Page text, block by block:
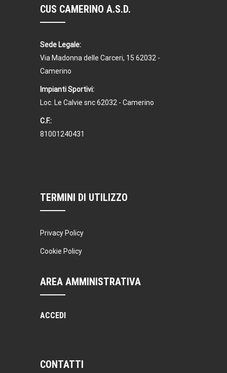
CUS CAMERINO A.S.D.
Sede Legale:
Via Madonna delle Carceri, 15 62032 -
Camerino
Impianti Sportivi:
Loc. Le Calvie snc 62032 - Camerino
C.F.:
81001240431
TERMINI DI UTILIZZO
Privacy Policy
Cookie Policy
AREA AMMINISTRATIVA
ACCEDI
CONTATTI